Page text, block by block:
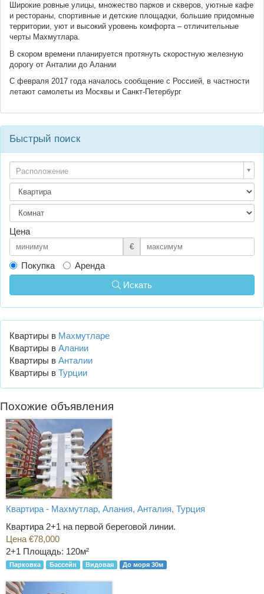
Широкие ровные улицы, множество парков и скверов, уютные кафе
и рестораны, спортивные и детские площадки, большие придомные
территории, уют и высокий уровень комфорта – отличительные
черты Махмутлара.
В скором времени планируется протянуть скоростную железную
дорогу от Анталии до Алании
С февраля 2017 года началось сообщение с Россией, в частности
летают самолеты из Москвы и Санкт-Петербург
Быстрый поиск
Расположение
Цена
€
Покупка
Аренда
Искать
Квартиры в Махмутларе
Квартиры в Алании
Квартиры в Анталии
Квартиры в Турции
Похожие объявления
Квартира - Махмутлар, Алания, Анталия, Турция
Квартира 2+1 на первой береговой линии.
Цена €78,000
2+1 Площадь: 120м²
Парковка Бассейн Видовая До моря 30м